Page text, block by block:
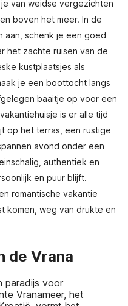
van weidse vergezichten
boven het meer. In de
aan, schenk je een goed
het zachte ruisen van de
kustplaatsjes als
je een boottocht langs
baaitje op voor een
is er alle tijd
op het terras, een rustige
avond onder een
authentiek en
en puur blijft.
romantische vakantie
komen, weg van drukte en
de Vrana
paradijs voor
Vranameer, het